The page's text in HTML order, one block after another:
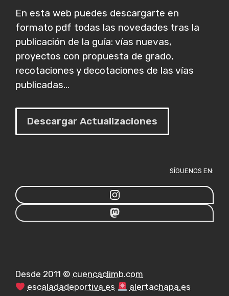
En esta web puedes descargarte en
formato pdf todas las novedades tras la
publicación de la guía: vías nuevas,
proyectos con propuesta de grado,
recotaciones y decotaciones de las vías
publicadas...
Descargar Actualizaciones
SÍGUENOS EN:
Desde 2011 © cuencaclimb.com
escaladadeportiva.es
alertachapa.es